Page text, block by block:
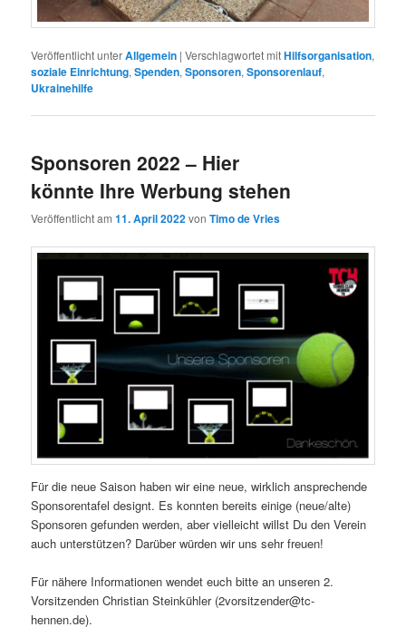
Veröffentlicht unterAllgemein |Verschlagwortet mitHilfsorganisation,
soziale Einrichtung,Spenden,Sponsoren,Sponsorenlauf,
Ukrainehilfe
Sponsoren 2022 – Hier
könnte Ihre Werbung stehen
Veröffentlicht am11. April 2022vonTimo de Vries
Für die neue Saison haben wir eine neue, wirklich ansprechende
Sponsorentafel designt. Es konnten bereits einige (neue/alte)
Sponsoren gefunden werden, aber vielleicht willst Du den Verein
auch unterstützen? Darüber würden wir uns sehr freuen!
Für nähere Informationen wendet euch bitte an unseren 2.
Vorsitzenden Christian Steinkühler (2vorsitzender@tc-
hennen.de).